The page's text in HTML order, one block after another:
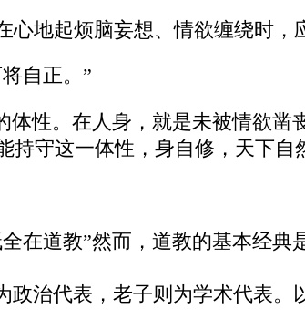
地起烦脑妄想、情欲缠绕时，
自正。”
性。在人身，就是未被情欲凿
守这一体性，身自修，天下自
在道教”然而，道教的基本经
政治代表，老子则为学术代表